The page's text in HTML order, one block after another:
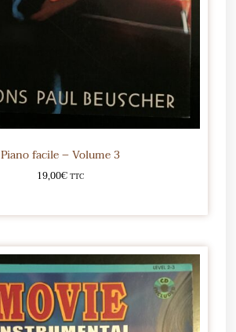
Piano facile – Volume 3
19,00€TTC